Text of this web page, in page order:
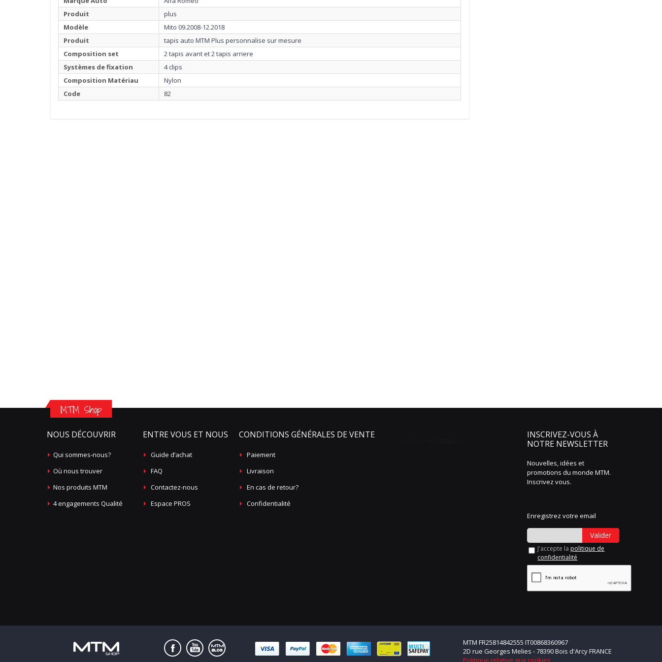
Produit
plus
Modèle
Mito 09.2008-12.2018
Produit
tapis auto MTM Plus personnalise sur mesure
Composition set
2 tapis avant et 2 tapis arriere
Systèmes de fixation
4 clips
Composition Matériau
Nylon
Code
82
MTM Shop
NOUS DÉCOUVRIR
Qui sommes-nous?
Où nous trouver
Nos produits MTM
4 engagements Qualité
ENTRE VOUS ET NOUS
Guide d’achat
FAQ
Contactez-nous
Espace PROS
CONDITIONS GÉNÉRALES DE VENTE
Paiement
Livraison
En cas de retour?
Confidentialité
INSCRIVEZ-VOUS À
NOTRE NEWSLETTER
Nouvelles, idées et
promotions du monde MTM.
Inscrivez vous.
Enregistrez votre email
Valider
J'accepte la politique de
confidentialité
MTM FR25814842555 IT00868360967
2D rue Georges Melies - 78390 Bois d'Arcy FRANCE
Politique relative aux cookies